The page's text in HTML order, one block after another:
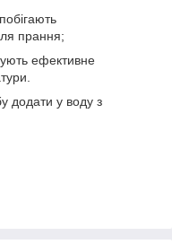
прання;
ефективне
додати у воду з